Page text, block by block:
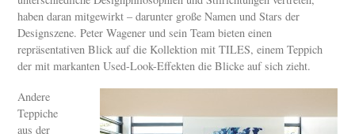
haben daran mitgewirkt – darunter große Namen und Stars der
Designszene. Peter Wagener und sein Team bieten einen
repräsentativen Blick auf die Kollektion mit TILES, einem Teppich
der mit markanten Used-Look-Effekten die Blicke auf sich zieht.
Andere
Teppiche
aus der